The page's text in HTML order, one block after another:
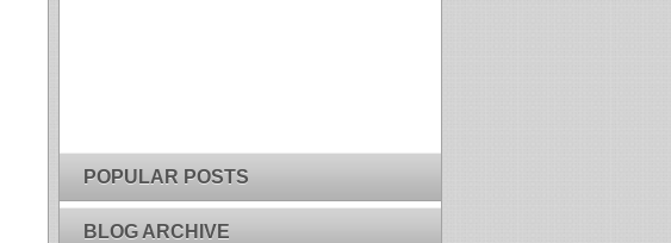
POPULAR POSTS
BLOG ARCHIVE